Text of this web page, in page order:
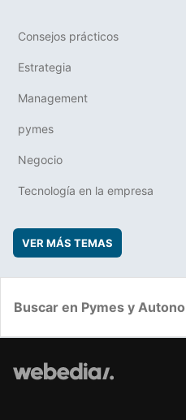
Consejos prácticos
Estrategia
Management
pymes
Negocio
Tecnología en la empresa
VER MÁS TEMAS